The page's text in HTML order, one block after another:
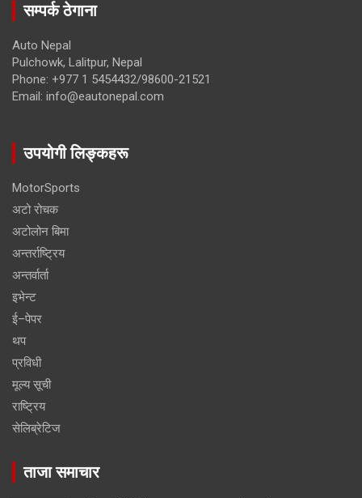
सम्पर्क ठेगाना
Auto Nepal
Pulchowk, Lalitpur, Nepal
Phone: +977 1 5454432/98600-21521
Email: info@eautonepal.com
उपयोगी लिङ्कहरू
MotorSports
अटो रोचक
अटोलोन बिमा
अन्तर्राष्ट्रिय
अन्तर्वार्ता
इभेन्ट
ई–पेपर
थप
प्रविधी
मूल्य सूची
राष्ट्रिय
सेलिब्रेटिज
ताजा समाचार